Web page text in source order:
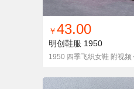
找同款 加入铺货单
￥43.00
明创鞋服 1950